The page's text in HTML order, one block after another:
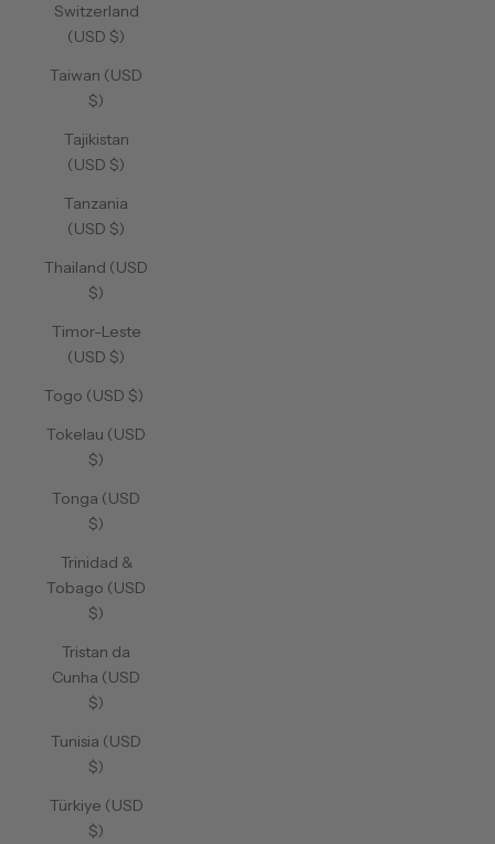
Switzerland
(USD $)
Taiwan (USD
$)
Tajikistan
(USD $)
Tanzania
(USD $)
Thailand (USD
$)
Timor-Leste
(USD $)
Togo (USD $)
Tokelau (USD
$)
Tonga (USD
$)
Trinidad &
Tobago (USD
$)
Tristan da
Cunha (USD
$)
Tunisia (USD
$)
Türkiye (USD
$)